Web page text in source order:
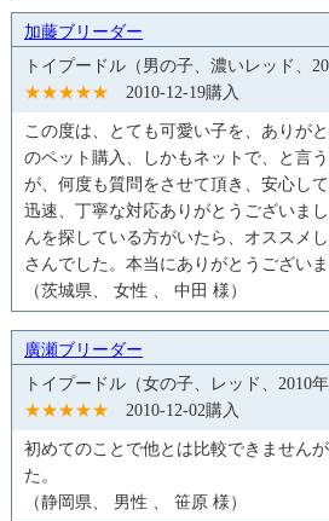
加藤ブリーダー
トイプードル（男の子、濃いレッド、
★★★★★ 2010-12-19購入
この度は、とても可愛い子を、ありが
のペット購入、しかもネットで、と言
が、何度も質問をさせて頂き、安心し
迅速、丁寧な対応ありがとうございま
んを探している方がいたら、オススメ
さんでした。本当にありがとうございま
（茨城県、 女性 、 中田 様）
廣瀬ブリーダー
トイプードル（女の子、レッド、2010年
★★★★★ 2010-12-02購入
初めてのことで他とは比較できません
た。
（静岡県、 男性 、 笹原 様）